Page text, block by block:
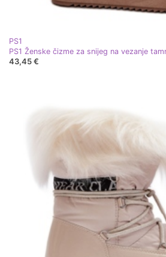
PS1
PS1 Ženske čizme za snijeg na vezanje
43,45 €